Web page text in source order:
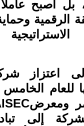
بل أصبح
الرقمية
اعتزاز
للعام
ومعرض
إلى